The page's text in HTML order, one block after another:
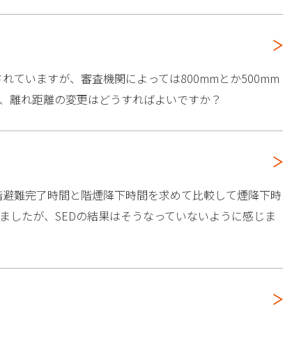
ていますが、審査機関によっては800mmとか500mm
離れ距離の変更はどうすればよいですか？
難完了時間と階煙降下時間を求めて比較して煙降下時
したが、SEDの結果はそうなっていないように感じま